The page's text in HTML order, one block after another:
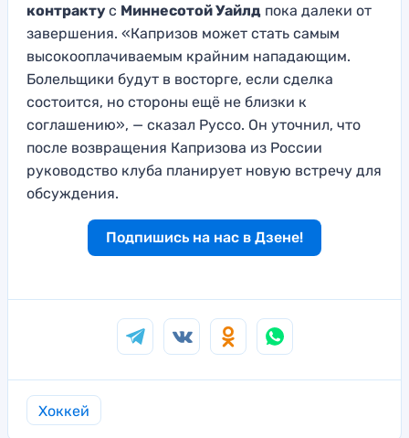
контракту с Миннесотой Уайлд пока далеки от
завершения. «Капризов может стать самым
высокооплачиваемым крайним нападающим.
Болельщики будут в восторге, если сделка
состоится, но стороны ещё не близки к
соглашению», — сказал Руссо. Он уточнил, что
после возвращения Капризова из России
руководство клуба планирует новую встречу для
обсуждения.
Подпишись на нас в Дзене!
Хоккей